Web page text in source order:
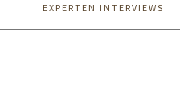
EXPERTEN INTERVIEWS